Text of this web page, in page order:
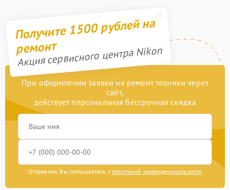
Получите 1500 рублей на
ремонт
Акция сервисного центра Nikon
При оформлении заявки на ремонт техники через
сайт,
действует персональная бессрочная скидка
Отправляя, Вы соглашаетесь с политикой конфиденциальности